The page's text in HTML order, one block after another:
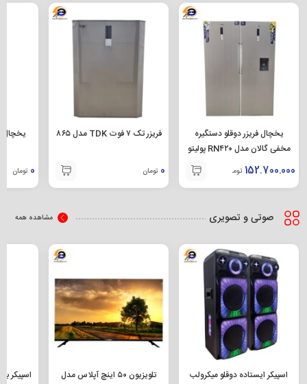
یخچال فریزر دوقلو دستگیره
مخفی گالان مدل RN۴۲۰ پولیتو
152.700.000 تومان
فریزر تک ۷ فوت TDK مدل ۸۶۵
0 تومان 0 تومان
صوتی و تصویری مشاهده همه
اسپیکر ایستاده دوقلو میکرولب
تلویزیون ۵۰ اینچ آپلاس مدل